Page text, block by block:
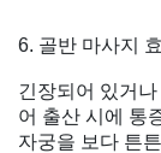
6. 골반 마사지
긴장되어 있거
어 출산 시에 통
자궁을 보다 튼